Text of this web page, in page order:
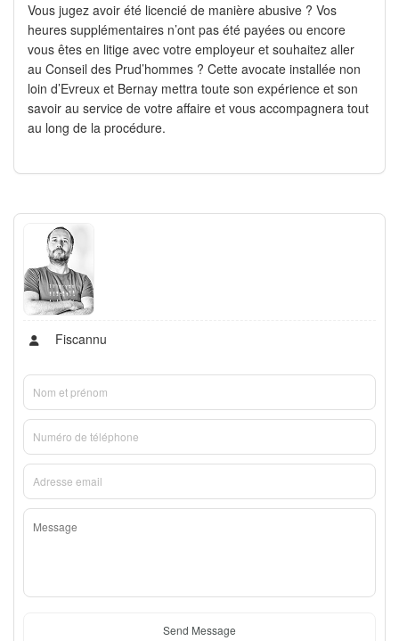
Vous jugez avoir été licencié de manière abusive ? Vos
heures supplémentaires n’ont pas été payées ou encore
vous êtes en litige avec votre employeur et souhaitez aller
au Conseil des Prud’hommes ? Cette avocate installée non
loin d’Evreux et Bernay mettra toute son expérience et son
savoir au service de votre affaire et vous accompagnera tout
au long de la procédure.
Fiscannu
Send Message